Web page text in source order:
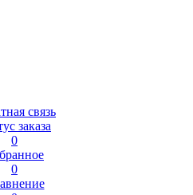
связь
заказа
0
0